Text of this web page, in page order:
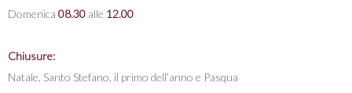
Domenica 08.30 alle 12.00
Chiusure:
Natale, Santo Stefano, il primo dell’anno e Pasqua